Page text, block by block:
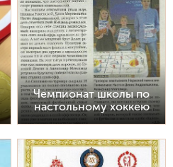
Чемпионат школы по
настольному хоккею